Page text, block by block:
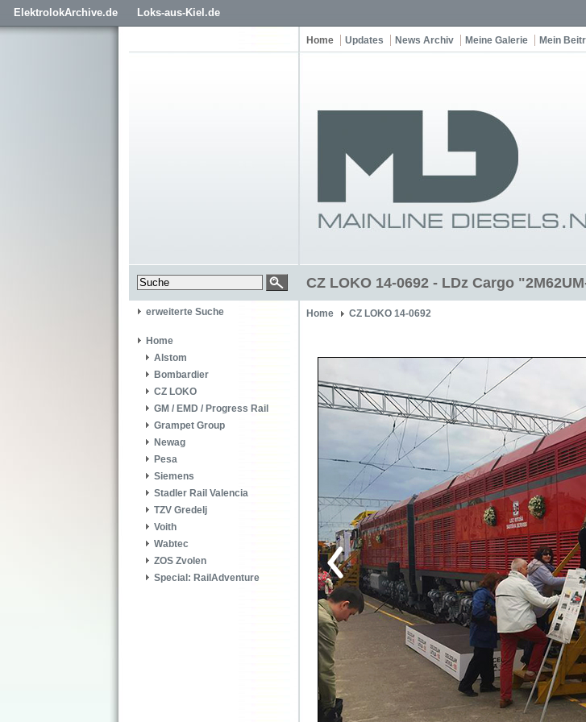
ElektrolokArchive.de Loks-aus-Kiel.de
Home Updates News Archiv Meine Galerie Mein
CZ LOKO 14-0692 - LDz Cargo
erweiterte Suche
Home
Alstom
Bombardier
CZ LOKO
GM / EMD / Progress Rail
Grampet Group
Newag
Pesa
Siemens
Stadler Rail Valencia
TZV Gredelj
Voith
Wabtec
ZOS Zvolen
Special: RailAdventure
Home CZ LOKO 14-0692